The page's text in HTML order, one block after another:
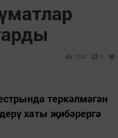
1220 0
теркәлмәгән
хаты җибәрергә